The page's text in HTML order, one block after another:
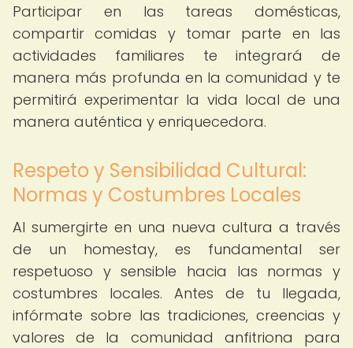
Participar en las tareas domésticas,
compartir comidas y tomar parte en las
actividades familiares te integrará de
manera más profunda en la comunidad y te
permitirá experimentar la vida local de una
manera auténtica y enriquecedora.
Respeto y Sensibilidad Cultural:
Normas y Costumbres Locales
Al sumergirte en una nueva cultura a través
de un homestay, es fundamental ser
respetuoso y sensible hacia las normas y
costumbres locales. Antes de tu llegada,
infórmate sobre las tradiciones, creencias y
valores de la comunidad anfitriona para